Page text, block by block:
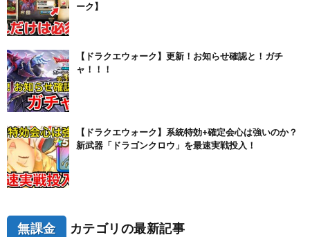
ーク】
【ドラクエウォーク】更新！お知らせ確認と！ガチ
ャ！！！
【ドラクエウォーク】系統特効+確定会心は強いのか？
新武器「ドラゴンクロウ」を最速実戦投入！
無課金 カテゴリの最新記事